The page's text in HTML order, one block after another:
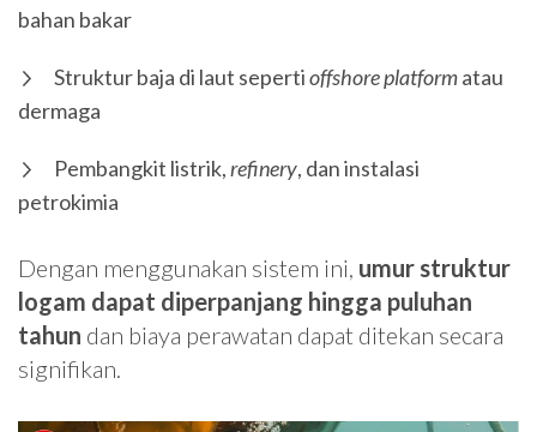
bahan bakar
Struktur baja di laut sepertioffshore platformatau
dermaga
Pembangkit listrik,refinery, dan instalasi
petrokimia
Dengan menggunakan sistem ini, umur struktur
logam dapat diperpanjang hingga puluhan
tahun dan biaya perawatan dapat ditekan secara
signifikan.